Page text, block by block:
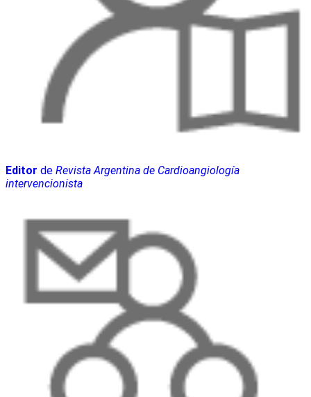
Editor de Revista Argentina de Cardioangiología
intervencionista